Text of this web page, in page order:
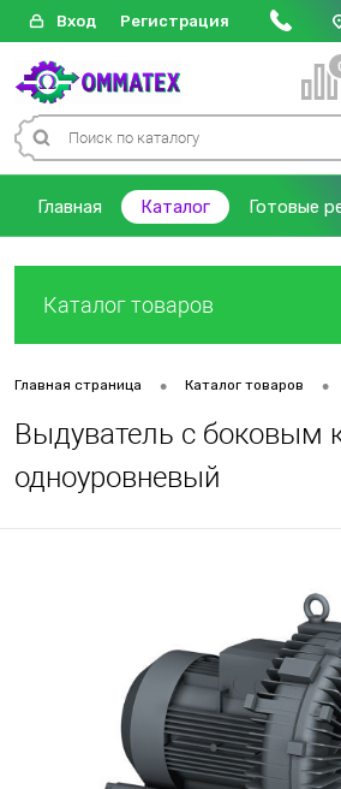
Вход Регистрация
Главная Каталог Готовые
Каталог товаров
Главная страница • Каталог товаров •
Выдуватель с боковым
одноуровневый